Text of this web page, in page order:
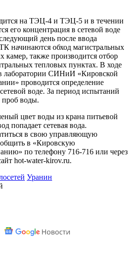
на ТЭЦ-4 и ТЭЦ-5 и в течении
его концентрация в сетевой воде
день после ввода
начинаются обход магистральных
камер, также производится отбор
тепловых пунктах. В ходе
лаборатории СИНиИ «Кировской
проводится определение
воде. За период испытаний
проб воды.
цвет воды из крана питьевой
попадает сетевая вода.
в свою управляющую
в «Кировскую
по телефону 716-716 или через
hot-water-kirov.ru.
Уранин